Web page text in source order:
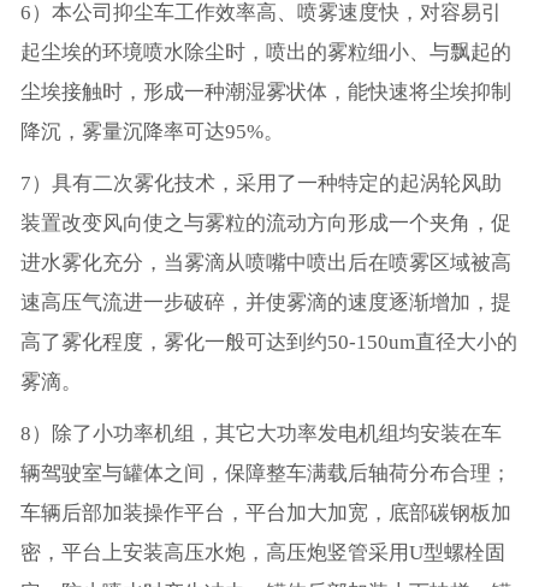
6）本公司抑尘车工作效率高、喷雾速度快，对容易引
起尘埃的环境喷水除尘时，喷出的雾粒细小、与飘起的
尘埃接触时，形成一种潮湿雾状体，能快速将尘埃抑制
降沉，雾量沉降率可达95%。
7）具有二次雾化技术，采用了一种特定的起涡轮风助
装置改变风向使之与雾粒的流动方向形成一个夹角，促
进水雾化充分，当雾滴从喷嘴中喷出后在喷雾区域被高
速高压气流进一步破碎，并使雾滴的速度逐渐增加，提
高了雾化程度，雾化一般可达到约50-150um直径大小的
雾滴。
8）除了小功率机组，其它大功率发电机组均安装在车
辆驾驶室与罐体之间，保障整车满载后轴荷分布合理；
车辆后部加装操作平台，平台加大加宽，底部碳钢板加
密，平台上安装高压水炮，高压炮竖管采用U型螺栓固